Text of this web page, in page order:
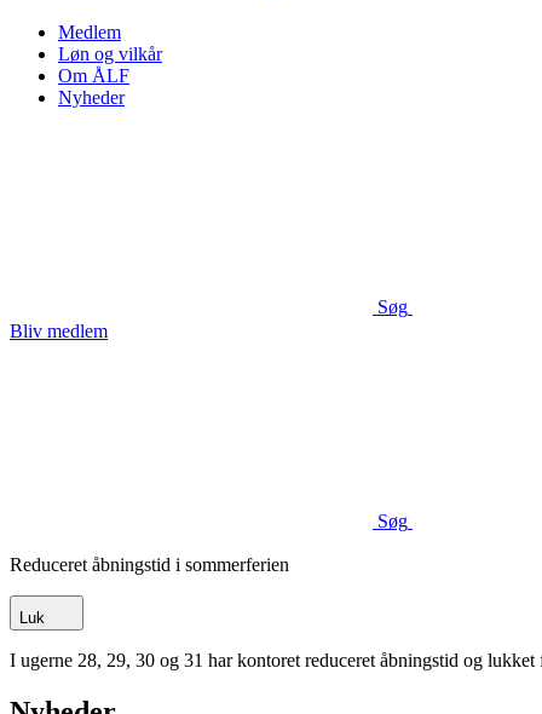
Medlem
Løn og vilkår
Om ÅLF
Nyheder
Søg
Bliv medlem
Søg
Reduceret åbningstid i sommerferien
Luk
I ugerne 28, 29, 30 og 31 har kontoret reduceret åbningstid og